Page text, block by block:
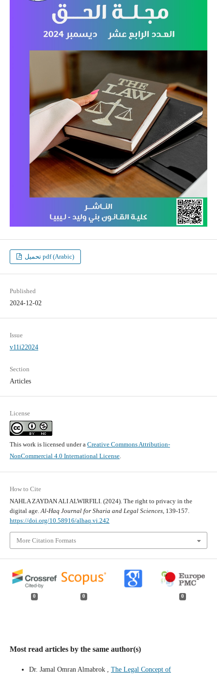
تحميل pdf (Arabic)
Published
2024-12-02
Issue
v11i22024
Section
Articles
License
This work is licensed under a Creative Commons Attribution-
NonCommercial 4.0 International License.
How to Cite
NAHLA ZAYDAN ALI ALWIRFILI. (2024). The right to privacy in the
digital age.Al-Haq Journal for Sharia and Legal Sciences, 139-157.
https://doi.org/10.58916/alhaq.vi.242
More Citation Formats
0 0 0
Most read articles by the same author(s)
Dr. Jamal Omran Almabrok , The Legal Concept of